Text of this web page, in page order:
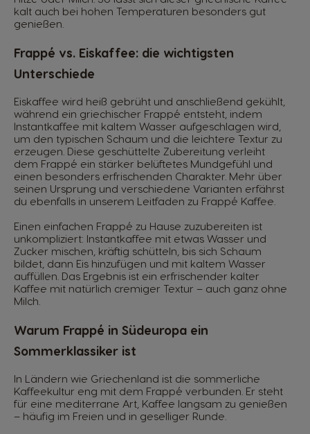
kalt auch bei hohen Temperaturen besonders gut
genießen.
Frappé vs. Eiskaffee: die wichtigsten
Unterschiede
Eiskaffee wird heiß gebrüht und anschließend gekühlt,
während ein griechischer Frappé entsteht, indem
Instantkaffee mit kaltem Wasser aufgeschlagen wird,
um den typischen Schaum und die leichtere Textur zu
erzeugen. Diese geschüttelte Zubereitung verleiht
dem Frappé ein stärker belüftetes Mundgefühl und
einen besonders erfrischenden Charakter. Mehr über
seinen Ursprung und verschiedene Varianten erfährst
du ebenfalls in unserem Leitfaden zu Frappé Kaffee.
Einen einfachen Frappé zu Hause zuzubereiten ist
unkompliziert: Instantkaffee mit etwas Wasser und
Zucker mischen, kräftig schütteln, bis sich Schaum
bildet, dann Eis hinzufügen und mit kaltem Wasser
auffüllen. Das Ergebnis ist ein erfrischender kalter
Kaffee mit natürlich cremiger Textur – auch ganz ohne
Milch.
Warum Frappé in Südeuropa ein
Sommerklassiker ist
In Ländern wie Griechenland ist die sommerliche
Kaffeekultur eng mit dem Frappé verbunden. Er steht
für eine mediterrane Art, Kaffee langsam zu genießen
– häufig im Freien und in geselliger Runde.